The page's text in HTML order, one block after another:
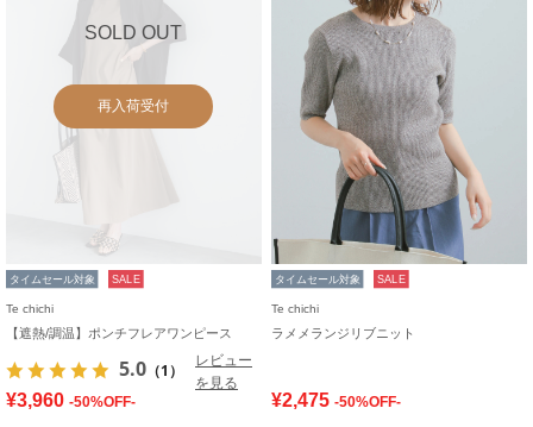
SOLD OUT
再入荷受付
タイムセール対象 SALE
Te chichi
【遮熱/調温】ポンチフレアワンピース
5.0 （1）
レビュー
を見る
¥3,960 -50%OFF-
タイムセール対象 SALE
Te chichi
ラメメランジリブニット
¥2,475 -50%OFF-